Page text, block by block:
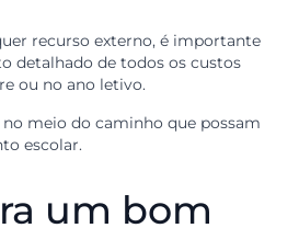
materiais em lojas
de vencimento variadas, o
parcela única que se encaixa
o investimento na formação